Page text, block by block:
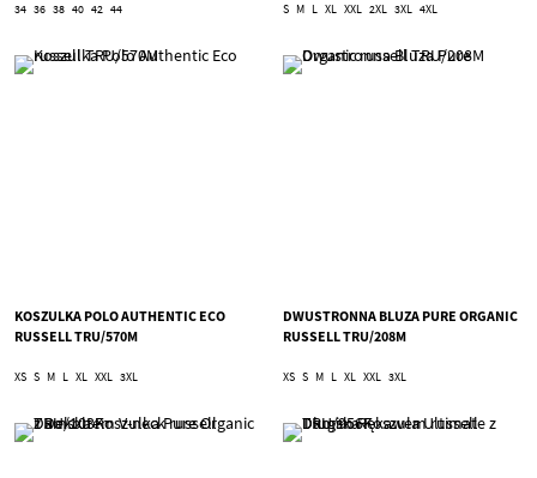
34 36 38 40 42 44 S M L XL XXL 2XL 3XL 4XL
KOSZULKA POLO AUTHENTIC ECO
RUSSELL TRU/570M
XS S M L XL XXL 3XL
DWUSTRONNA BLUZA PURE ORGANIC
RUSSELL TRU/208M
XS S M L XL XXL 3XL